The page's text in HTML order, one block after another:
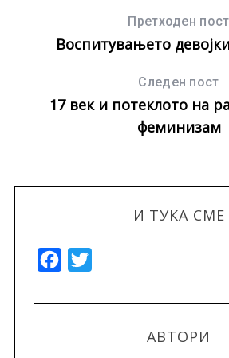
Претходен пост
Воспитувањето
Следен пост
17 век и потеклото на
феминизам
И ТУКА СМЕ
c
i
АВТОРИ